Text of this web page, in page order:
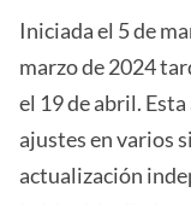
Iniciada el 5 de
marzo de 2024
el 19 de abril.
ajustes en varios
actualización